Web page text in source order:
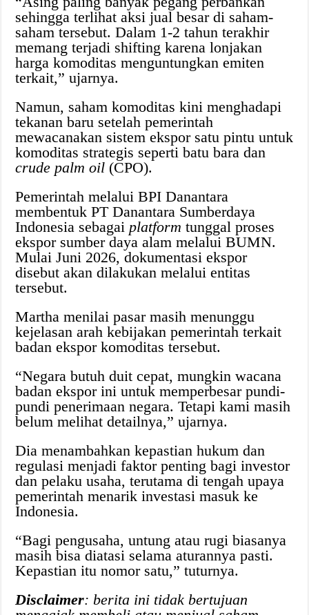
sehingga terlihat aksi jual besar di saham-
saham tersebut. Dalam 1-2 tahun terakhir
memang terjadi shifting karena lonjakan
harga komoditas menguntungkan emiten
terkait,” ujarnya.
Namun, saham komoditas kini menghadapi
tekanan baru setelah pemerintah
mewacanakan sistem ekspor satu pintu untuk
komoditas strategis seperti batu bara dan
crude palm oil (CPO).
Pemerintah melalui BPI Danantara
membentuk PT Danantara Sumberdaya
Indonesia sebagai platform tunggal proses
ekspor sumber daya alam melalui BUMN.
Mulai Juni 2026, dokumentasi ekspor
disebut akan dilakukan melalui entitas
tersebut.
Martha menilai pasar masih menunggu
kejelasan arah kebijakan pemerintah terkait
badan ekspor komoditas tersebut.
“Negara butuh duit cepat, mungkin wacana
badan ekspor ini untuk memperbesar pundi-
pundi penerimaan negara. Tetapi kami masih
belum melihat detailnya,” ujarnya.
Dia menambahkan kepastian hukum dan
regulasi menjadi faktor penting bagi investor
dan pelaku usaha, terutama di tengah upaya
pemerintah menarik investasi masuk ke
Indonesia.
“Bagi pengusaha, untung atau rugi biasanya
masih bisa diatasi selama aturannya pasti.
Kepastian itu nomor satu,” tuturnya.
Disclaimer: berita ini tidak bertujuan